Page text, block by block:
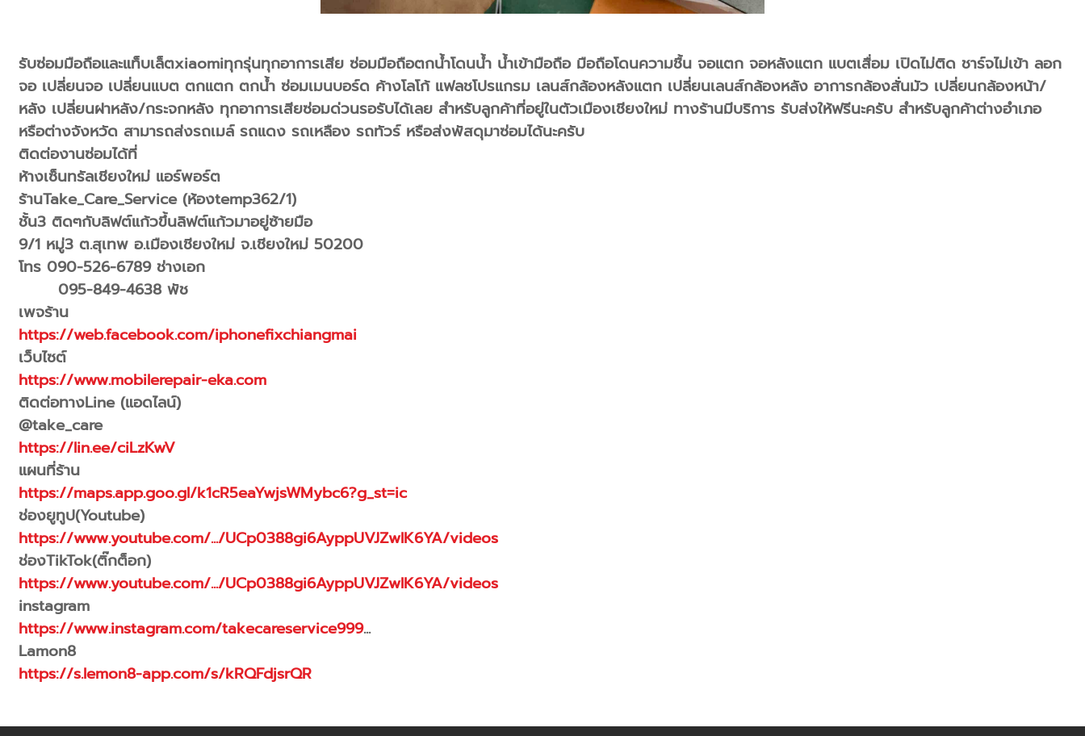
รับซ่อมมือถือและแท็บเล็ตxiaomiทุกรุ่นทุกอาการเสีย ซ่อมมือถือตกน้ำโดนน้ำ น้ำเข้ามือถือ มือถือโดนความชื้น จอแตก จอหลังแตก แบตเสื่อม เปิดไม่ติด ชาร์จไม่เข้า ลอก
จอ เปลี่ยนจอ เปลี่ยนแบต ตกแตก ตกน้ำ ซ่อมเมนบอร์ด ค้างโลโก้ แฟลชโปรแกรม เลนส์กล้องหลังแตก เปลี่ยนเลนส์กล้องหลัง อาการกล้องสั่นมัว เปลี่ยนกล้องหน้า/
หลัง เปลี่ยนฝาหลัง/กระจกหลัง ทุกอาการเสียซ่อมด่วนรอรับได้เลย สำหรับลูกค้าที่อยู่ในตัวเมืองเชียงใหม่ ทางร้านมีบริการ รับส่งให้ฟรีนะครับ สำหรับลูกค้าต่างอำเภอ
หรือต่างจังหวัด สามารถส่งรถเมล์ รถแดง รถเหลือง รถทัวร์ หรือส่งพัสดุมาซ่อมได้นะครับ
ติดต่องานซ่อมได้ที่
ห้างเซ็นทรัลเชียงใหม่ แอร์พอร์ต
ร้านTake_Care_Service (ห้องtemp362/1)
ชั้น3 ติดๆกับลิฟต์แก้วขึ้นลิฟต์แก้วมาอยู่ซ้ายมือ
9/1 หมู่3 ต.สุเทพ อ.เมืองเชียงใหม่ จ.เชียงใหม่ 50200
โทร 090-526-6789 ช่างเอก
095-849-4638 พัช
เพจร้าน
https://web.facebook.com/iphonefixchiangmai
เว็บไซต์
https://www.mobilerepair-eka.com
ติดต่อทางLine (แอดไลน์)
@take_care
https://lin.ee/ciLzKwV
แผนที่ร้าน
https://maps.app.goo.gl/k1cR5eaYwjsWMybc6?g_st=ic
ช่องยูทูป(Youtube)
https://www.youtube.com/.../UCp0388gi6AyppUVJZwlK6YA/videos
ช่องTikTok(ติ๊กต็อก)
https://www.youtube.com/.../UCp0388gi6AyppUVJZwlK6YA/videos
instagram
https://www.instagram.com/takecareservice999...
Lamon8
https://s.lemon8-app.com/s/kRQFdjsrQR